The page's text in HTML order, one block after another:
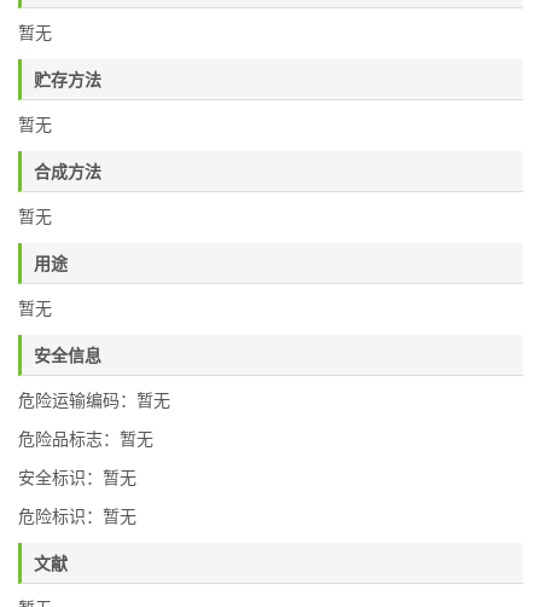
暂无
贮存方法
暂无
合成方法
暂无
用途
暂无
安全信息
危险运输编码：暂无
危险品标志：暂无
安全标识：暂无
危险标识：暂无
文献